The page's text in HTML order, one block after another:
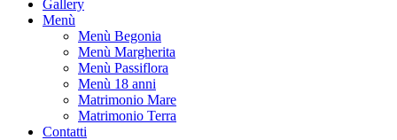
Gallery
Menù
Menù Begonia
Menù Margherita
Menù Passiflora
Menù 18 anni
Matrimonio Mare
Matrimonio Terra
Contatti